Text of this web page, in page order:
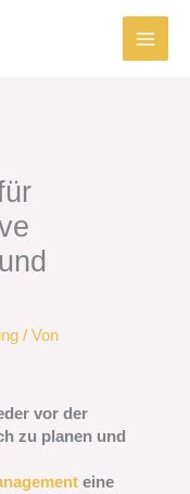
/ Von
vor der
zu planen und
eine